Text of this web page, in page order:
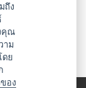
ถึง
คุณ
าม
ดย
อง